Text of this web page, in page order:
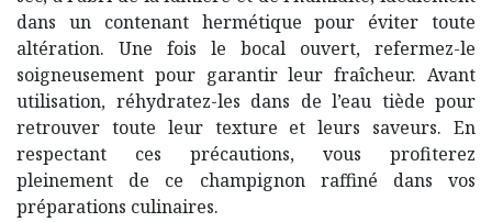
dans un contenant hermétique pour éviter toute
altération. Une fois le bocal ouvert, refermez-le
soigneusement pour garantir leur fraîcheur. Avant
utilisation, réhydratez-les dans de l’eau tiède pour
retrouver toute leur texture et leurs saveurs. En
respectant ces précautions, vous profiterez
pleinement de ce champignon raffiné dans vos
préparations culinaires.